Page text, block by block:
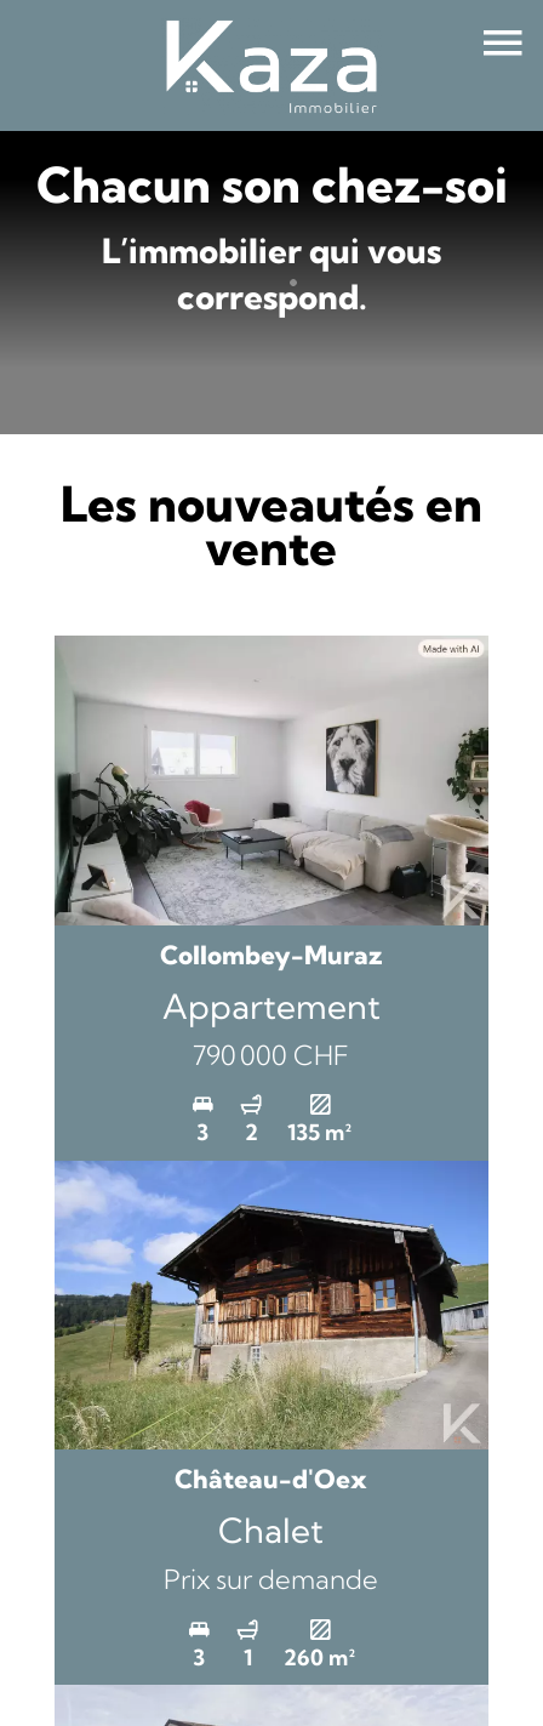
Chacun son chez-soi
L’immobilier qui vous
correspond.
Les nouveautés en
vente
Collombey-Muraz
Appartement
790 000 CHF
3 2 135 m²
Château-d'Oex
Chalet
Prix sur demande
3 1 260 m²